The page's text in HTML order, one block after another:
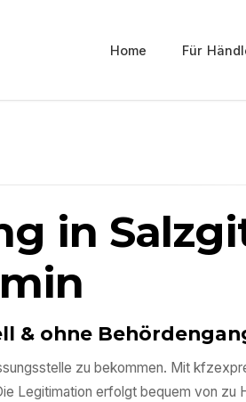
Home Für
in
& ohne
zu bekommen. Mit
Legitimation erfolgt bequem von